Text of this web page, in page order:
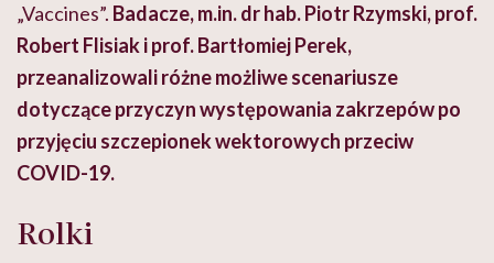
„Vaccines”. Badacze, m.in. dr hab. Piotr Rzymski, prof.
Robert Flisiak i prof. Bartłomiej Perek,
przeanalizowali różne możliwe scenariusze
dotyczące przyczyn występowania zakrzepów po
przyjęciu szczepionek wektorowych przeciw
COVID-19.
Rolki